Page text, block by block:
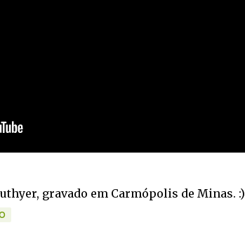
gravado em Carmópolis de Minas. :)